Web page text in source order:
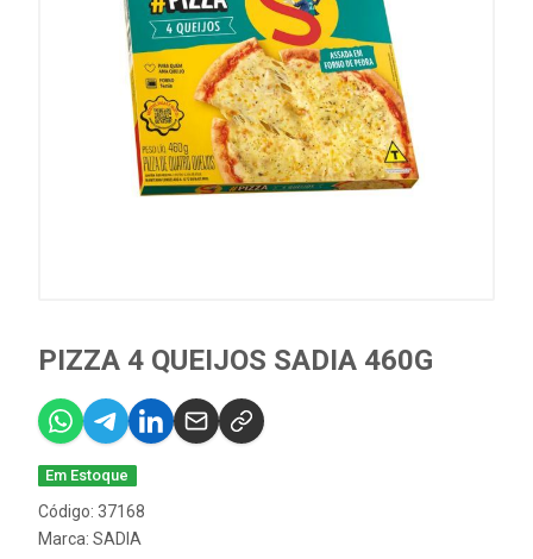
PIZZA 4 QUEIJOS SADIA 460G
Em Estoque
Código: 37168
Marca: SADIA